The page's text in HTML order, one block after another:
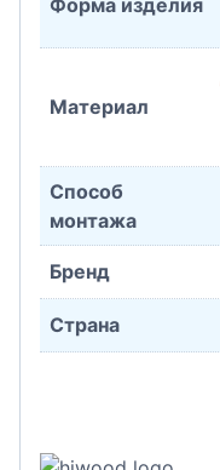
Форма изделия
Материал
Способ
монтажа
Бренд
Страна